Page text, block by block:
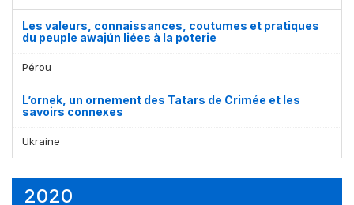
Les valeurs, connaissances, coutumes et pratiques
du peuple awajún liées à la poterie
Pérou
L’ornek, un ornement des Tatars de Crimée et les
savoirs connexes
Ukraine
2020